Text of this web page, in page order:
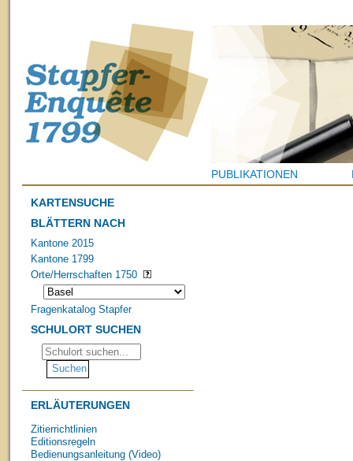
PUBLIKATIONEN
KARTENSUCHE
BLÄTTERN NACH
Kantone 2015
Kantone 1799
Orte/Herrschaften 1750
Fragenkatalog Stapfer
SCHULORT SUCHEN
ERLÄUTERUNGEN
Zitierrichtlinien
Editionsregeln
Bedienungsanleitung (Video)